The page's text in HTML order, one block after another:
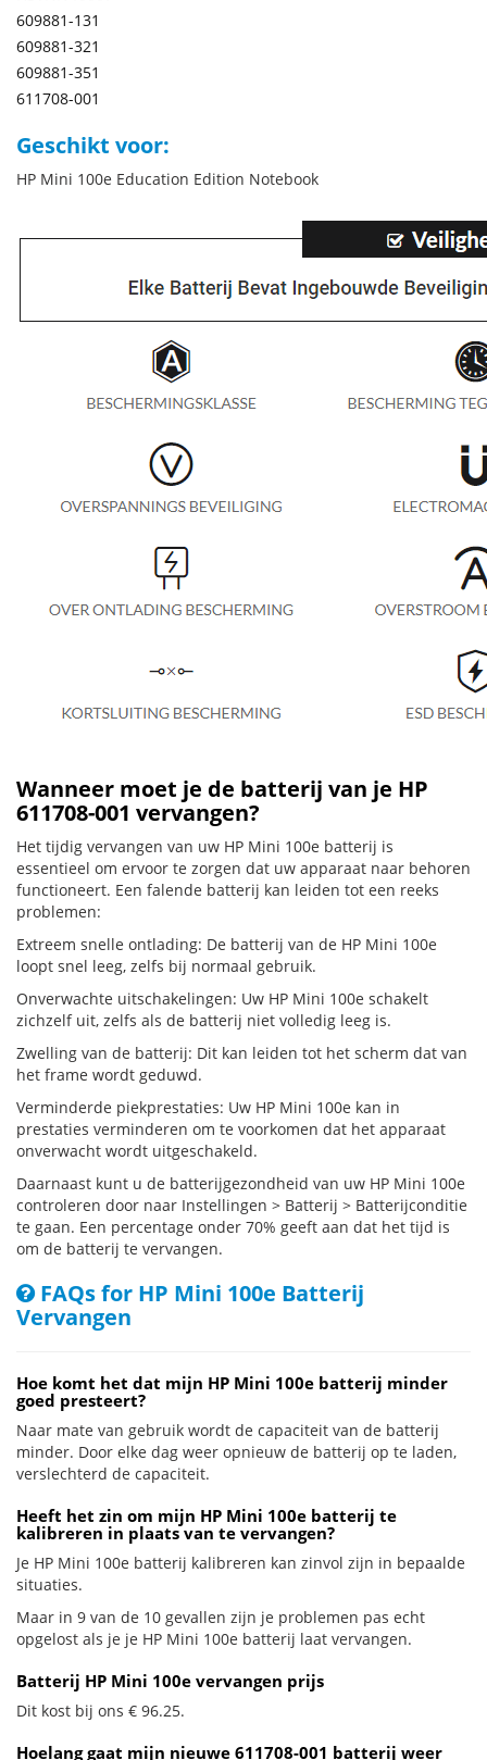
609881-131
609881-321
609881-351
611708-001
Geschikt voor:
HP Mini 100e Education Edition Notebook
Wanneer moet je de batterij van je HP
611708-001 vervangen?
Het tijdig vervangen van uw HP Mini 100e batterij is
essentieel om ervoor te zorgen dat uw apparaat naar behoren
functioneert. Een falende batterij kan leiden tot een reeks
problemen:
Extreem snelle ontlading: De batterij van de HP Mini 100e
loopt snel leeg, zelfs bij normaal gebruik.
Onverwachte uitschakelingen: Uw HP Mini 100e schakelt
zichzelf uit, zelfs als de batterij niet volledig leeg is.
Zwelling van de batterij: Dit kan leiden tot het scherm dat van
het frame wordt geduwd.
Verminderde piekprestaties: Uw HP Mini 100e kan in
prestaties verminderen om te voorkomen dat het apparaat
onverwacht wordt uitgeschakeld.
Daarnaast kunt u de batterijgezondheid van uw HP Mini 100e
controleren door naar Instellingen > Batterij > Batterijconditie
te gaan. Een percentage onder 70% geeft aan dat het tijd is
om de batterij te vervangen.
FAQs for HP Mini 100e Batterij
Vervangen
Hoe komt het dat mijn HP Mini 100e batterij minder
goed presteert?
Naar mate van gebruik wordt de capaciteit van de batterij
minder. Door elke dag weer opnieuw de batterij op te laden,
verslechterd de capaciteit.
Heeft het zin om mijn HP Mini 100e batterij te
kalibreren in plaats van te vervangen?
Je HP Mini 100e batterij kalibreren kan zinvol zijn in bepaalde
situaties.
Maar in 9 van de 10 gevallen zijn je problemen pas echt
opgelost als je je HP Mini 100e batterij laat vervangen.
Batterij HP Mini 100e vervangen prijs
Dit kost bij ons € 96.25.
Hoelang gaat mijn nieuwe 611708-001 batterij weer